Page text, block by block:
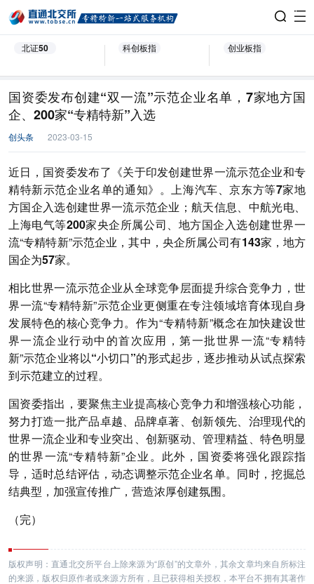
北证50 科创板指 创业板指
国资委发布创建“双一流”示范企业名单，7家地方国
企、200家“专精特新”入选
创头条 2023-03-15
近日，国资委发布了《关于印发创建世界一流示范企业和专
精特新示范企业名单的通知》。上海汽车、京东方等7家地
方国企入选创建世界一流示范企业；航天信息、中航光电、
上海电气等200家央企所属公司、地方国企入选创建世界一
流“专精特新”示范企业，其中， 央企所属公司有143家，地方
国企为57家。
相比世界一流示范企业从全球竞争层面提升综合竞争力，世
界一流“专精特新”示范企业更侧重在专注领域培育体现自身
发展特色的核心竞争力。作为“专精特新”概念在加快建设世
界一流企业行动中的首次应用，第一批世界一流“专精特
新”示范企业将以“小切口”的形式起步，逐步推动从试点探索
到示范建立的过程。
国资委指出，要聚焦主业提高核心竞争力和增强核心功能，
努力打造一批产品卓越、品牌卓著、创新领先、治理现代的
世界一流企业和专业突出、创新驱动、管理精益、特色明显
的世界一流“专精特新”企业。此外，国资委将强化跟踪指
导，适时总结评估，动态调整示范企业名单。同时，挖掘总
结典型，加强宣传推广，营造浓厚创建氛围。
（完）
版权声明：直通北交所平台上除来源为“原创”的文章外，其余文章均来自所标注
的来源，版权归原作者或来源方所有，且已获得相关授权，本平台不拥有其著作